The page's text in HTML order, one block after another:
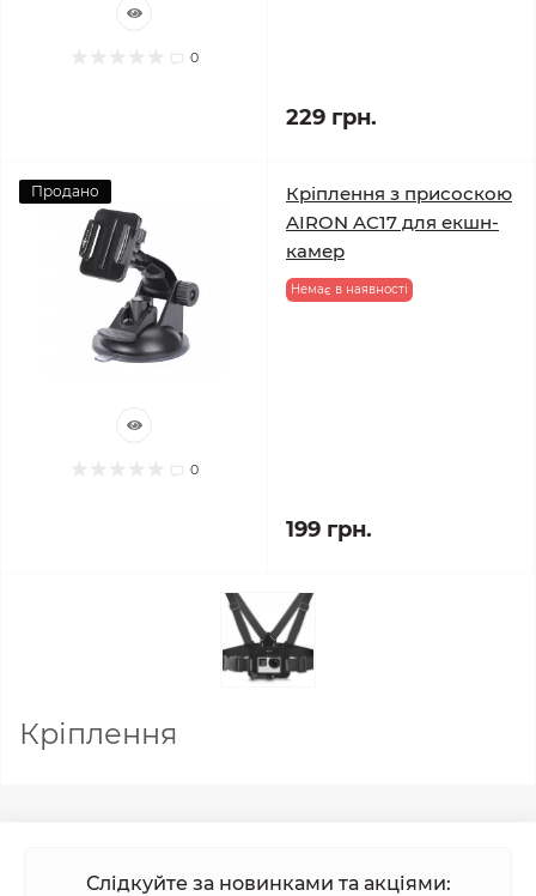
0
229 грн.
Продано
0
Кріплення з присоскою
AIRON AC17 для екшн-
камер
Немає в наявності
199 грн.
Кріплення
Слідкуйте за новинками та акціями: